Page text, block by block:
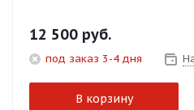
12 500 руб.
под заказ 3-4 дня
В корзину
по25%каждые 2